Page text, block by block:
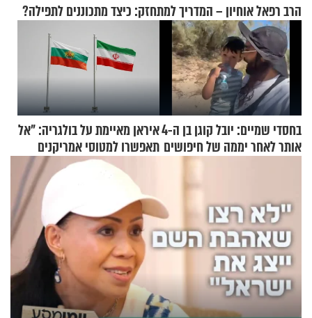
הרב רפאל אוחיון – המדריך למתחזק: כיצד מתכוננים לתפילה?
בחסדי שמיים: יובל קוגן בן ה-4
אותר לאחר יממה של חיפושים
איראן מאיימת על בולגריה: "אל
תאפשרו למטוסי אמריקנים
להמריא מהשטח שלכם"